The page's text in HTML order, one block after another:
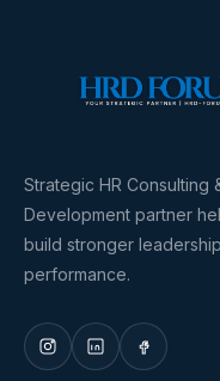
Strategic HR Consulting
Development partner
build stronger
performance.